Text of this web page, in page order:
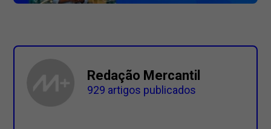
Redação Mercantil
929 artigos publicados